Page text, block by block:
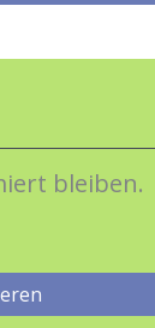
bleiben.